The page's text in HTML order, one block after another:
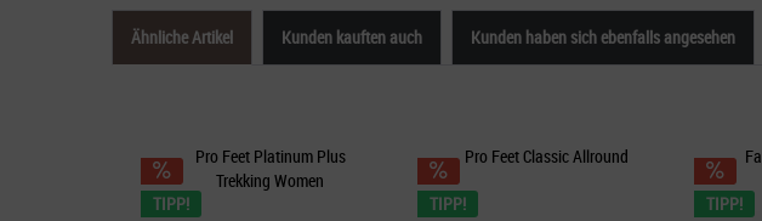
Ähnliche Artikel Kunden kauften auch Kunden haben sich ebenfalls angesehen
TIPP!
Pro Feet Platinum Plus
Trekking Women
TIPP!
Pro Feet Classic Allround
TIPP!